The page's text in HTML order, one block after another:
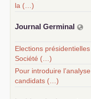
la (…)
Journal Germinal
Elections
Société (…)
Pour introduire
candidats (…)